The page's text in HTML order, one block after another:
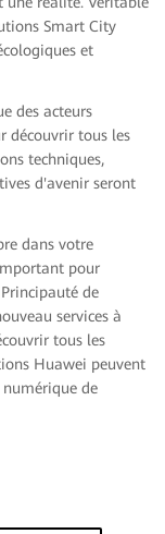
Smart City
et
des acteurs
découvrir tous les
techniques,
d'avenir seront
dans votre
pour
de
services à
tous les
Huawei peuvent
de